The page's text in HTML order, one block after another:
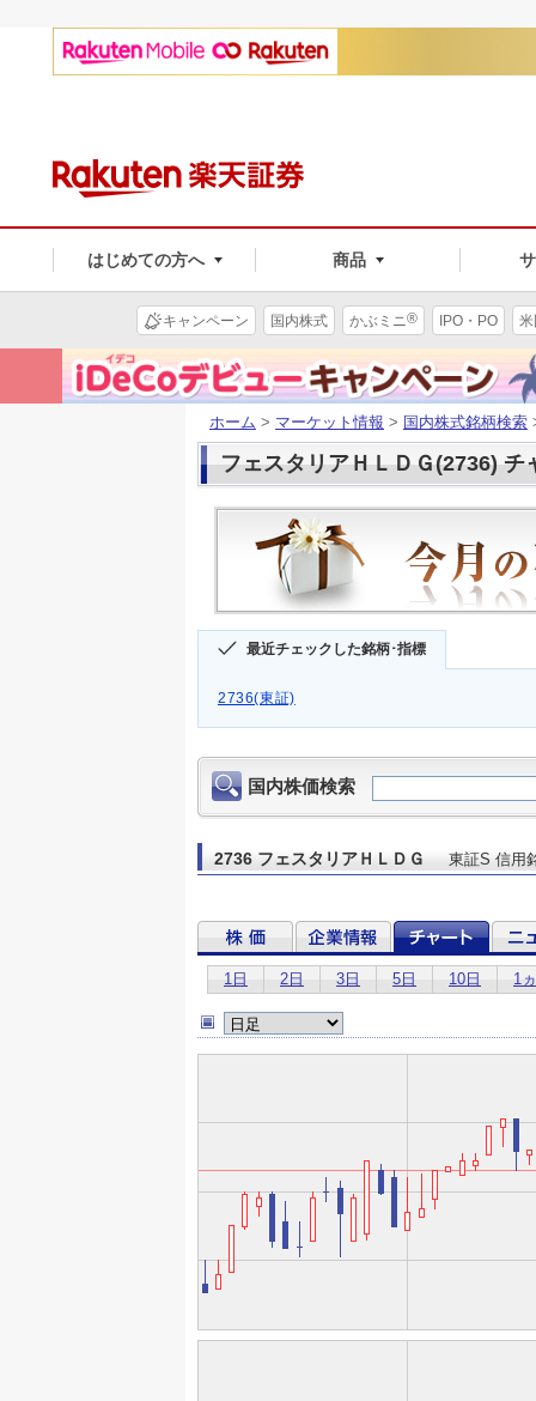
はじめての方へ 商品
キャンペーン 国内株式 かぶミニ® IPO・PO
ホーム > マーケット情報 > 国内株式銘柄検索
フェスタリアＨＬＤＧ(2736) チ
最近チェックした銘柄･指標
2736(東証)